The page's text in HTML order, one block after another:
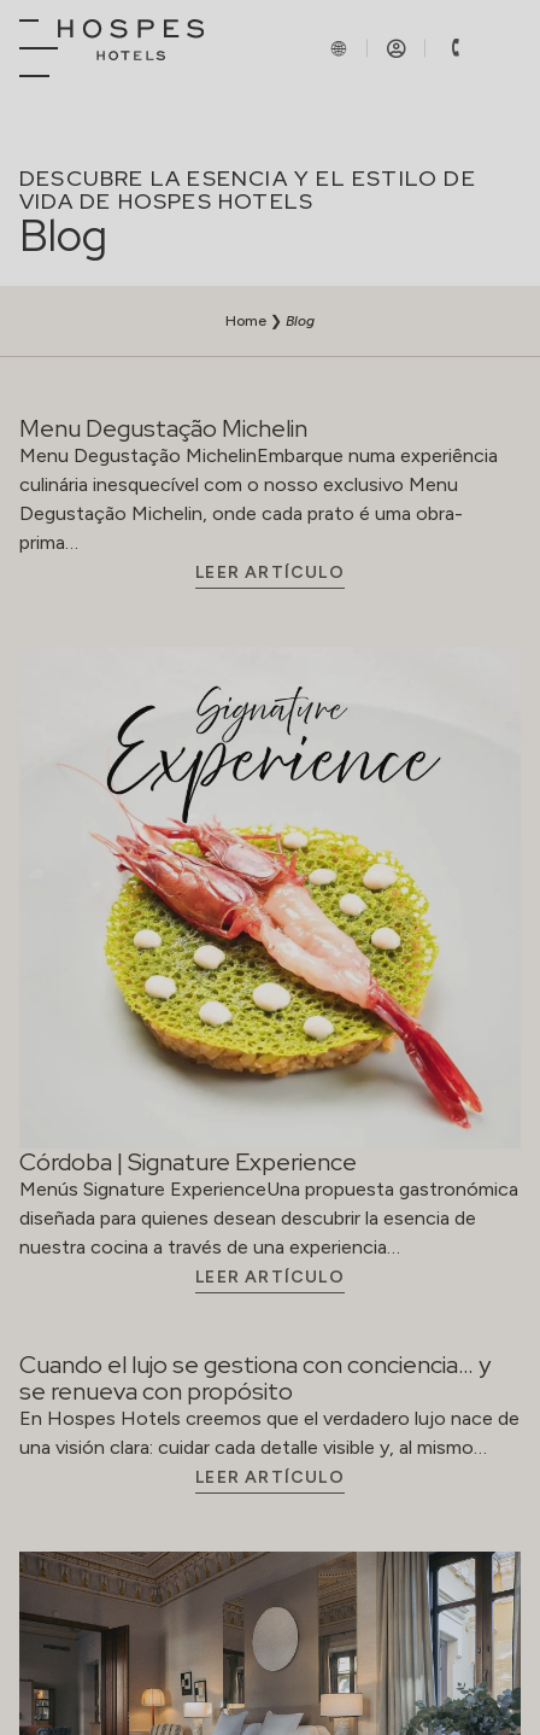
DESCUBRE LA ESENCIA Y EL ESTILO DE
VIDA DE HOSPES HOTELS
Blog
Home ❯ Blog
Menu Degustação Michelin
Menu Degustação MichelinEmbarque numa experiência
culinária inesquecível com o nosso exclusivo Menu
Degustação Michelin, onde cada prato é uma obra-
prima…
LEER ARTÍCULO
Córdoba | Signature Experience
Menús Signature ExperienceUna propuesta gastronómica
diseñada para quienes desean descubrir la esencia de
nuestra cocina a través de una experiencia…
LEER ARTÍCULO
Cuando el lujo se gestiona con conciencia… y
se renueva con propósito
En Hospes Hotels creemos que el verdadero lujo nace de
una visión clara: cuidar cada detalle visible y, al mismo…
LEER ARTÍCULO